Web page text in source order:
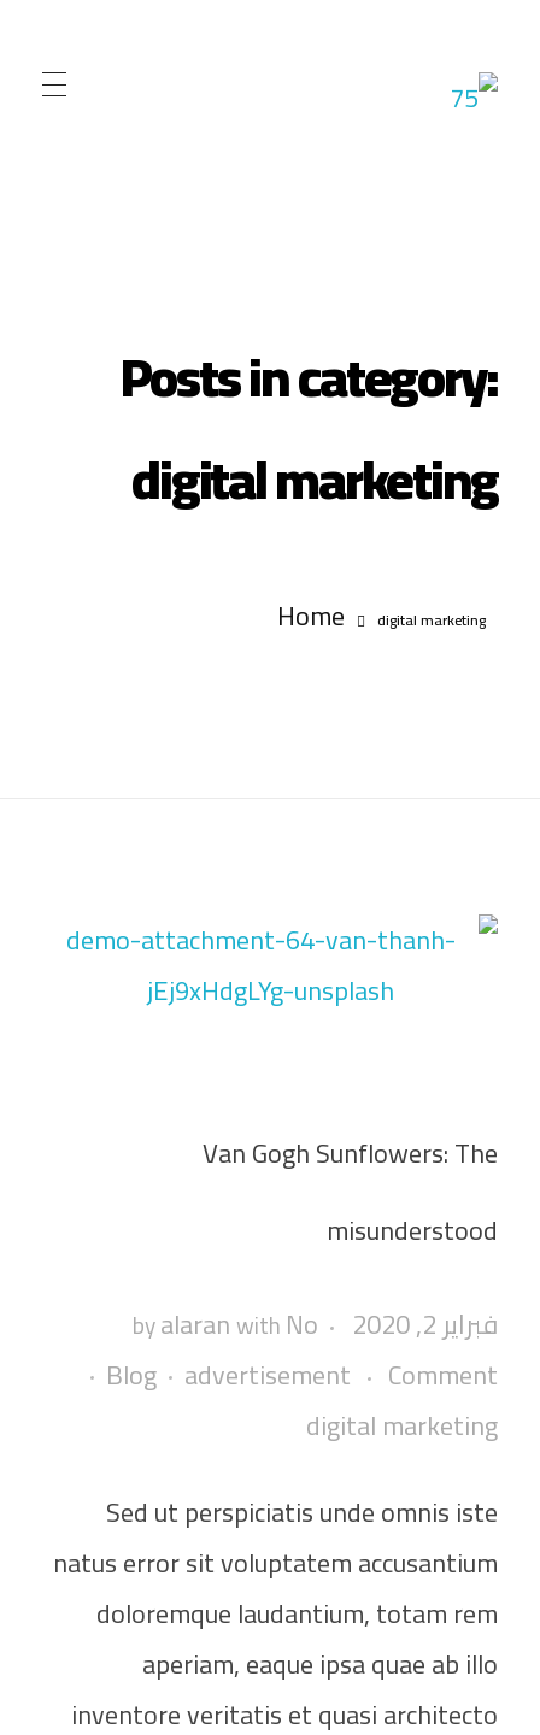
Home digital marketing
Posts in category:
digital marketing
Van Gogh Sunflowers: The
misunderstood
فبراير 2, 2020
byalaranwithNo
Comment
advertisement
Blog
digital marketing
Sed ut perspiciatis unde omnis iste
natus error sit voluptatem accusantium
doloremque laudantium, totam rem
aperiam, eaque ipsa quae ab illo
inventore veritatis et quasi architecto